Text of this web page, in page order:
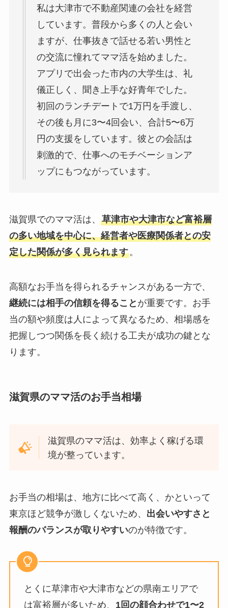
私は大津市で不動産関連の会社を経営
しています。普段から多くの人と会い
ますが、仕事抜きで話せる若い男性と
の交流に憧れてママ活を始めました。
アプリで出会った市内の大学生は、礼
儀正しく、聞き上手な好青年でした。
初回のランチデートで1万円を手渡し、
その後も月に3〜4回会い、合計5〜6万
円の支援をしています。彼との会話は
刺激的で、仕事へのモチベーションア
ップにもつながっています。
滋賀県でのママ活は、 草津市や大津市など富裕層
の多い地域を中心に、経営者や医療関係者との安
定した関係が多く見られます。
高額なお手当を得られるチャンスがある一方で、
継続には相手の信頼を得ること が重要です。お手
当の額や頻度は人によって異なるため、相場感を
把握しつつ関係を長く続ける工夫が成功の鍵とな
ります。
滋賀県のママ活のお手当相場
滋賀県のママ活は、効率よく稼げる環
境が整っています。
お手当の相場は、地方に比べて高く、かといって
東京ほど競争が激しくないため、 出会いやすさと
報酬のバランスが取りやすいのが特徴です。
とくに草津市や大津市などの県南エリアで
は富裕層が多いため、 1回の顔合わせで1〜2